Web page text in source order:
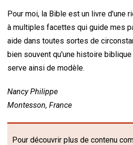
Pour moi, la Bible est un livre d'une
à multiples facettes qui guide mes
aide dans toutes sortes de
bien souvent qu'une histoire
serve ainsi de modèle.
Nancy Philippe
Montesson, France
Pour découvrir plus de contenu